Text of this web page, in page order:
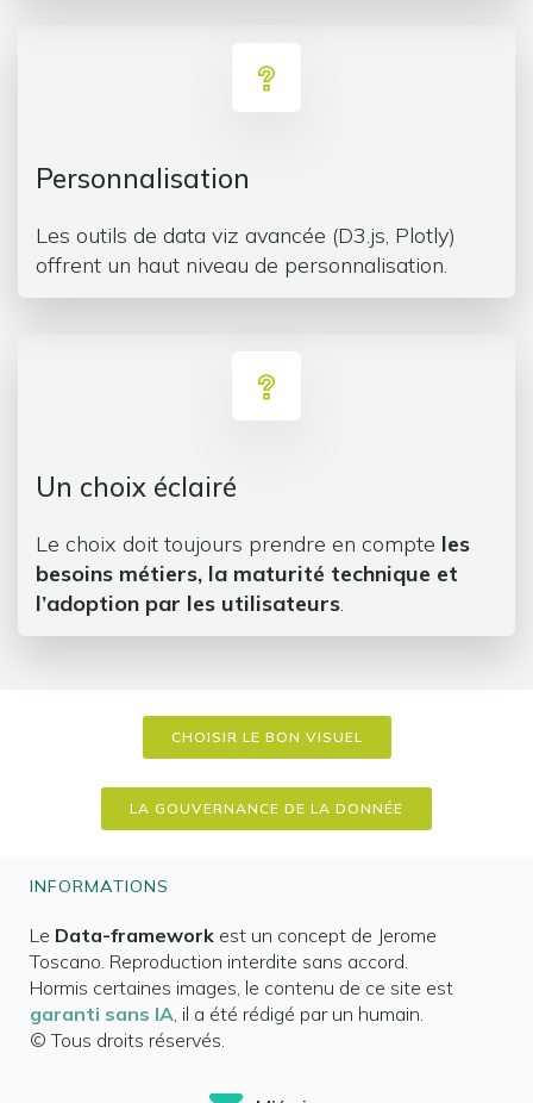
Personnalisation
Les outils de data viz avancée (D3.js, Plotly)
offrent un haut niveau de personnalisation.
Un choix éclairé
Le choix doit toujours prendre en compte les
besoins métiers, la maturité technique et
l’adoption par les utilisateurs.
CHOISIR LE BON VISUEL
LA GOUVERNANCE DE LA DONNÉE
INFORMATIONS
Le Data-framework est un concept de Jerome
Toscano. Reproduction interdite sans accord.
Hormis certaines images, le contenu de ce site est
garanti sans IA, il a été rédigé par un humain.
© Tous droits réservés.